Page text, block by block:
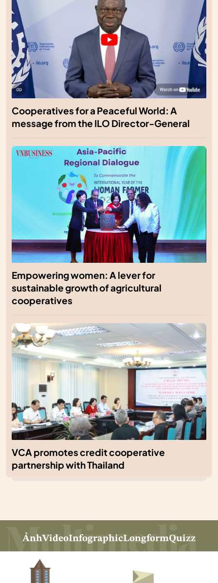
Cooperatives for a Peaceful World: A
message from the ILO Director-General
Empowering women: A lever for
sustainable growth of agricultural
cooperatives
VCA promotes credit cooperative
partnership with Thailand
ẢnhVideoInfographicLongformQuizz